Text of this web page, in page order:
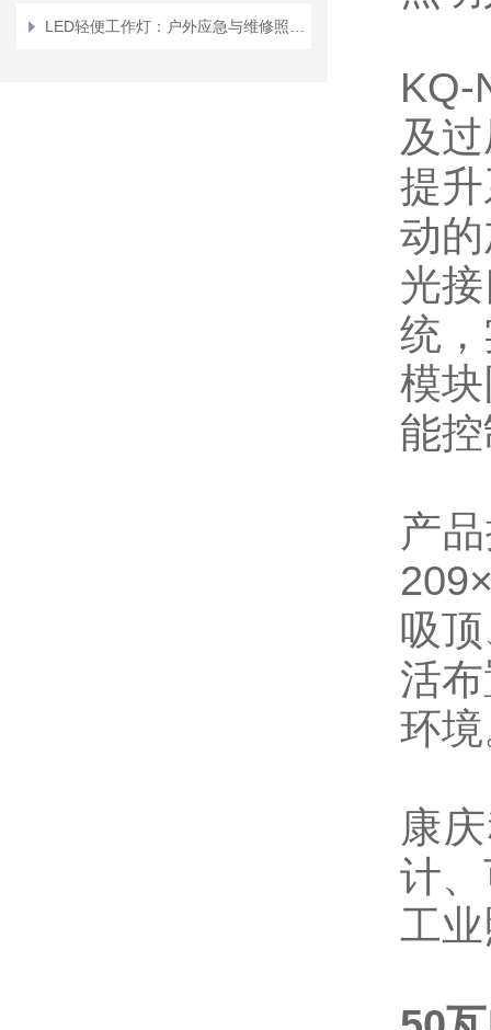
KQ-
及
提
动
光
统
模
能
产
吸
活
环
康
计
工